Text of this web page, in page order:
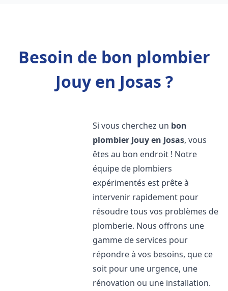
Besoin de bon plombier
Jouy en Josas ?
Si vous cherchez un bon
plombier Jouy en Josas, vous
êtes au bon endroit ! Notre
équipe de plombiers
expérimentés est prête à
intervenir rapidement pour
résoudre tous vos problèmes de
plomberie. Nous offrons une
gamme de services pour
répondre à vos besoins, que ce
soit pour une urgence, une
rénovation ou une installation.